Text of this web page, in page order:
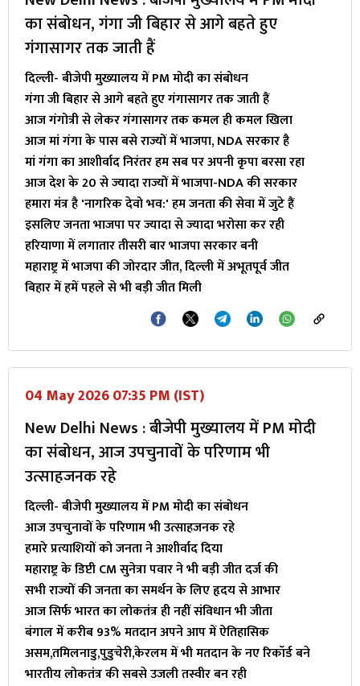
का संबोधन, गंगा जी बिहार से आगे बहते हुए
गंगासागर तक जाती हैं
दिल्ली- बीजेपी मुख्यालय में PM मोदी का संबोधन
गंगा जी बिहार से आगे बहते हुए गंगासागर तक जाती हैं
आज गंगोत्री से लेकर गंगासागर तक कमल ही कमल खिला
आज मां गंगा के पास बसे राज्यों में भाजपा, NDA सरकार है
मां गंगा का आशीर्वाद निरंतर हम सब पर अपनी कृपा बरसा रहा
आज देश के 20 से ज्यादा राज्यों में भाजपा-NDA की सरकार
हमारा मंत्र है 'नागरिक देवो भव:' हम जनता की सेवा में जुटे हैं
इसलिए जनता भाजपा पर ज्यादा से ज्यादा भरोसा कर रही
हरियाणा में लगातार तीसरी बार भाजपा सरकार बनी
महाराष्ट्र में भाजपा की जोरदार जीत, दिल्ली में अभूतपूर्व जीत
बिहार में हमें पहले से भी बड़ी जीत मिली
04 May 2026 07:35 PM (IST)
New Delhi News : बीजेपी मुख्यालय में PM मोदी
का संबोधन, आज उपचुनावों के परिणाम भी
उत्साहजनक रहे
दिल्ली- बीजेपी मुख्यालय में PM मोदी का संबोधन
आज उपचुनावों के परिणाम भी उत्साहजनक रहे
हमारे प्रत्याशियों को जनता ने आशीर्वाद दिया
महाराष्ट्र के डिप्टी CM सुनेत्रा पवार ने भी बड़ी जीत दर्ज की
सभी राज्यों की जनता का समर्थन के लिए हृदय से आभार
आज सिर्फ भारत का लोकतंत्र ही नहीं संविधान भी जीता
बंगाल में करीब 93% मतदान अपने आप में ऐतिहासिक
असम,तमिलनाडु,पुडुचेरी,केरलम में भी मतदान के नए रिकॉर्ड बने
भारतीय लोकतंत्र की सबसे उजली तस्वीर बन रही